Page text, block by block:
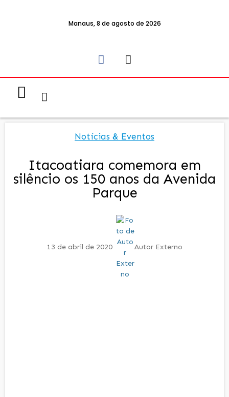
Manaus, 8 de agosto de 2026
Notícias & Eventos
Itacoatiara comemora em
silêncio os 150 anos da Avenida
Parque
13 de abril de 2020 Autor Externo